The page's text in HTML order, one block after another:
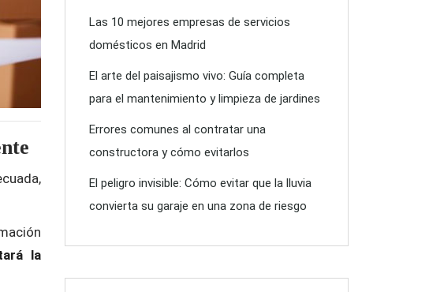
la
Las 10 mejores empresas de servicios
domésticos en Madrid
El arte del paisajismo vivo: Guía completa
para el mantenimiento y limpieza de jardines
Errores comunes al contratar una
constructora y cómo evitarlos
El peligro invisible: Cómo evitar que la lluvia
convierta su garaje en una zona de riesgo